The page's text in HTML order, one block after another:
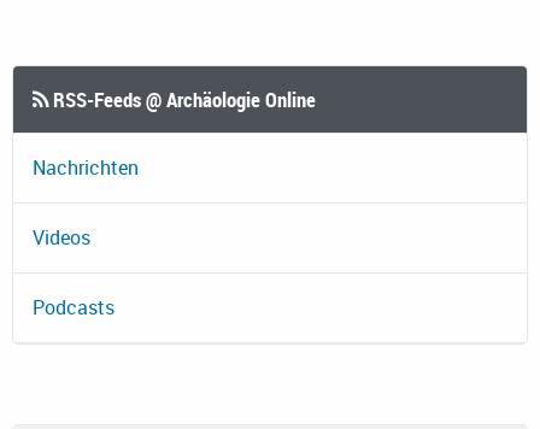
RSS-Feeds @ Archäologie Online
Nachrichten
Videos
Podcasts